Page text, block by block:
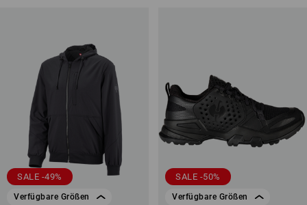
SALE -49%
Verfügbare Größen
SALE -50%
Verfügbare Größen